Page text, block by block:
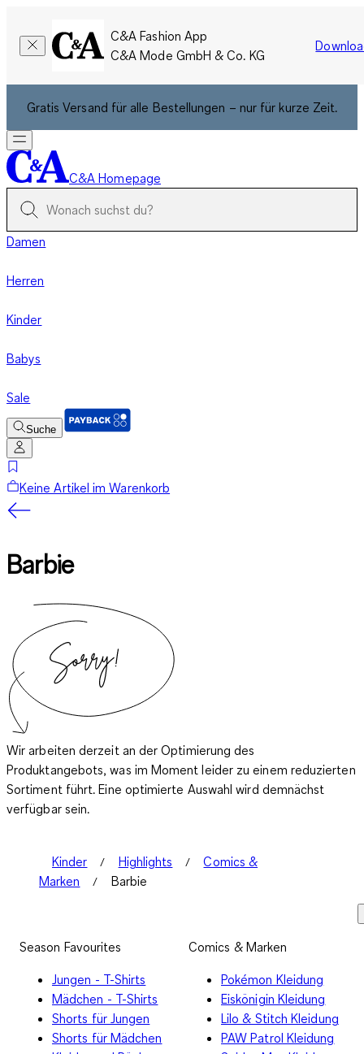
C&A Fashion App
C&A Mode GmbH & Co. KG
Gratis Versand für alle Bestellungen – nur für kurze Zeit.
C&A Homepage
Damen
Herren
Kinder
Babys
Sale
Suche
Keine Artikel im Warenkorb
Barbie
Wir arbeiten derzeit an der Optimierung des
Produktangebots, was im Moment leider zu einem reduzierten
Sortiment führt. Eine optimierte Auswahl wird demnächst
verfügbar sein.
Kinder Highlights
Comics &
Marken
Barbie
Season Favourites
Jungen - T-Shirts
Mädchen - T-Shirts
Shorts für Jungen
Shorts für Mädchen
Comics & Marken
Pokémon Kleidung
Eiskönigin Kleidung
Lilo & Stitch Kleidung
PAW Patrol Kleidung